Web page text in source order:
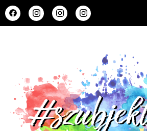
Skip
to
content
F
a
c